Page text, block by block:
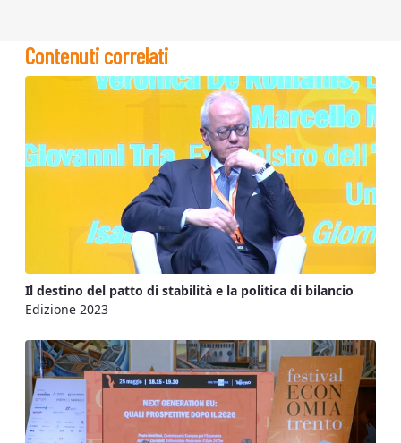
Contenuti correlati
Il destino del patto di stabilità e la politica di bilancio
Edizione 2023